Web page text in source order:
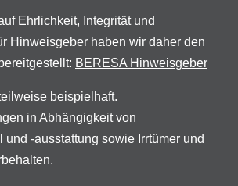
Ehrlichkeit, Integrität und
Hinweisgeber haben wir daher den
BERESA Hinweisgeber
beispielhaft.
in Abhängigkeit von
und -ausstattung sowie Irrtümer und